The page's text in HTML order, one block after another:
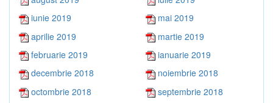
iunie 2019
mai 2019
aprilie 2019
martie 2019
februarie 2019
ianuarie 2019
decembrie 2018
noiembrie 2018
octombrie 2018
septembrie 2018